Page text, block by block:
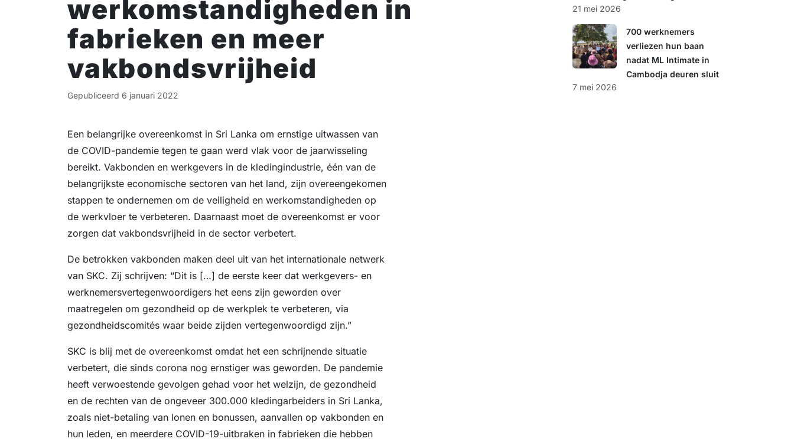
werkomstandigheden in
fabrieken en meer
vakbondsvrijheid
Gepubliceerd 6 januari 2022
Een belangrijke overeenkomst in Sri Lanka om ernstige uitwassen van
de COVID-pandemie tegen te gaan werd vlak voor de jaarwisseling
bereikt. Vakbonden en werkgevers in de kledingindustrie, één van de
belangrijkste economische sectoren van het land, zijn overeengekomen
stappen te ondernemen om de veiligheid en werkomstandigheden op
de werkvloer te verbeteren. Daarnaast moet de overeenkomst er voor
zorgen dat vakbondsvrijheid in de sector verbetert.
De betrokken vakbonden maken deel uit van het internationale netwerk
van SKC. Zij schrijven: “Dit is […] de eerste keer dat werkgevers- en
werknemersvertegenwoordigers het eens zijn geworden over
maatregelen om gezondheid op de werkplek te verbeteren, via
gezondheidscomités waar beide zijden vertegenwoordigd zijn.”
SKC is blij met de overeenkomst omdat het een schrijnende situatie
verbetert, die sinds corona nog ernstiger was geworden. De pandemie
heeft verwoestende gevolgen gehad voor het welzijn, de gezondheid
en de rechten van de ongeveer 300.000 kledingarbeiders in Sri Lanka,
zoals niet-betaling van lonen en bonussen, aanvallen op vakbonden en
hun leden, en meerdere COVID-19-uitbraken in fabrieken die hebben
21 mei 2026
700 werknemers
verliezen hun baan
nadat ML Intimate in
Cambodja deuren sluit
7 mei 2026